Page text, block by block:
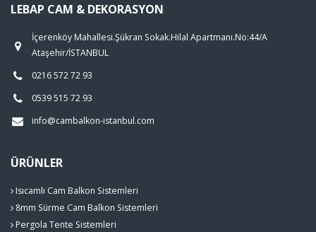
LEBAP CAM & DEKORASYON
İçerenköy Mahallesi.Şükran Sokak.Hilal Apartmanı.No:44/A
Ataşehir/İSTANBUL
0216 572 72 93
0539 515 72 93
info@cambalkon-istanbul.com
ÜRÜNLER
Isıcamlı Cam Balkon Sistemleri
8mm Sürme Cam Balkon Sistemleri
Pergola Tente Sistemleri